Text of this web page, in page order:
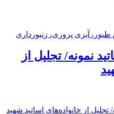
آبزی پروری، زنبورداری
نمونه/ تجلیل از